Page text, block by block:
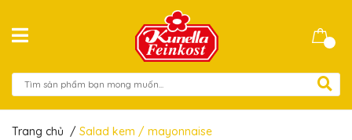
Trang chủ / Salad kem / mayonnaise